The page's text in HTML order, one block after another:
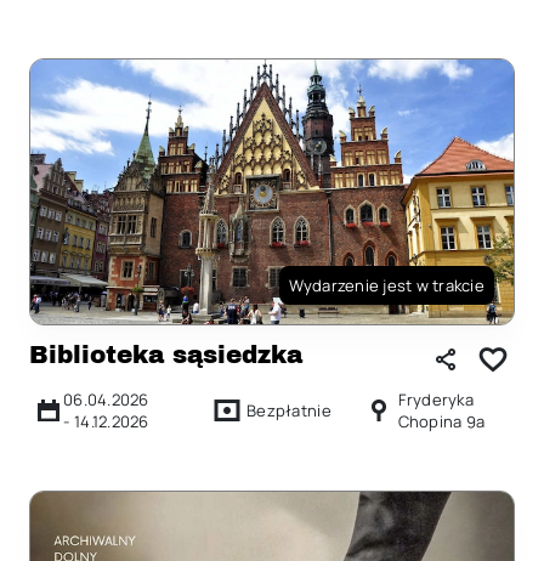
Wydarzenie jest w trakcie
Biblioteka sąsiedzka
06.04.2026
- 14.12.2026 Bezpłatnie
Fryderyka
Chopina 9a